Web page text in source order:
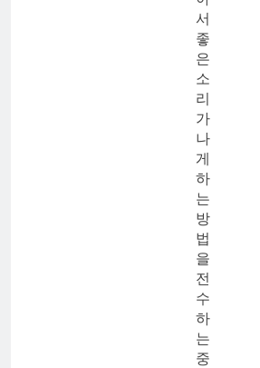
서
좋
은
소
리
가
나
게
하
는
방
법
을
전
수
하
는
중